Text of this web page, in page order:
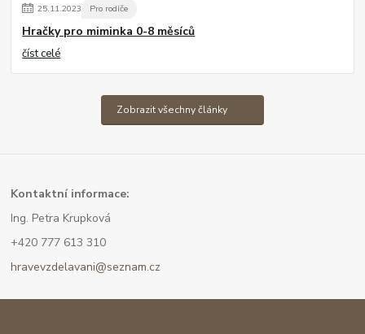
25.11.2023 Pro rodiče
Hračky pro miminka 0-8 měsíců
číst celé
Zobrazit všechny články
Kontaktní informace:
Ing. Petra Krupková
+420 777 613 310
hravevzdelavani@seznam.cz